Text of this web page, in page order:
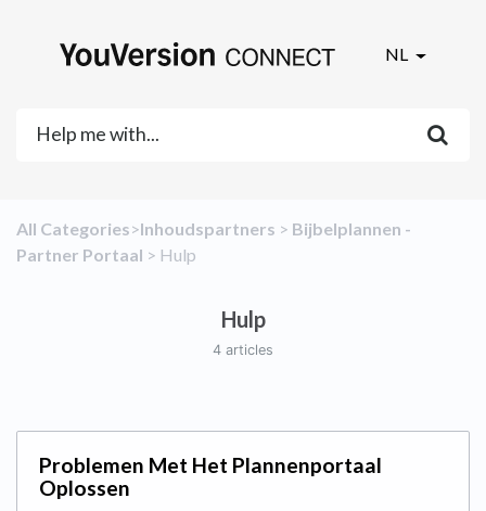
NL
All Categories​>​​Inhoudspartners ​ > ​ ​Bijbelplannen -
Partner Portaal ​ > ​ ​Hulp
Hulp
4 articles
Problemen Met Het Plannenportaal
Oplossen